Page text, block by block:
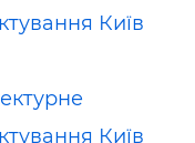
Київ
Київ